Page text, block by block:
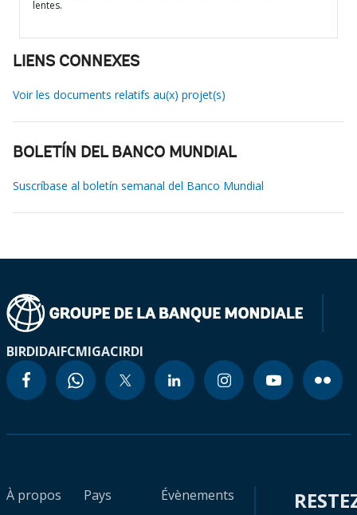
lentes.
LIENS CONNEXES
Voir les documents relatifs au(x) projet(s)
BOLETÍN DEL BANCO MUNDIAL
Suscríbase al boletín semanal del Banco Mundial
BIRDIDAIFCMIGACIRDI
À propos
Pays
Évènements